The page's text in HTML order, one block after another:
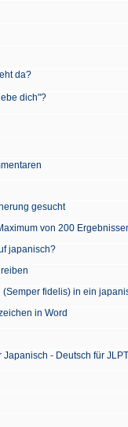
da?
dich"?
gesucht
von 200
japanisch?
fidelis) in ein
in Word
- Deutsch für